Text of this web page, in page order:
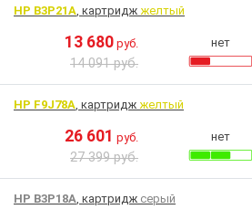
HP B3P21A, картридж желтый
13 680 руб.
14 091 руб.
нет
HP F9J78A, картридж желтый
26 601 руб.
27 399 руб.
нет
HP B3P18A, картридж серый